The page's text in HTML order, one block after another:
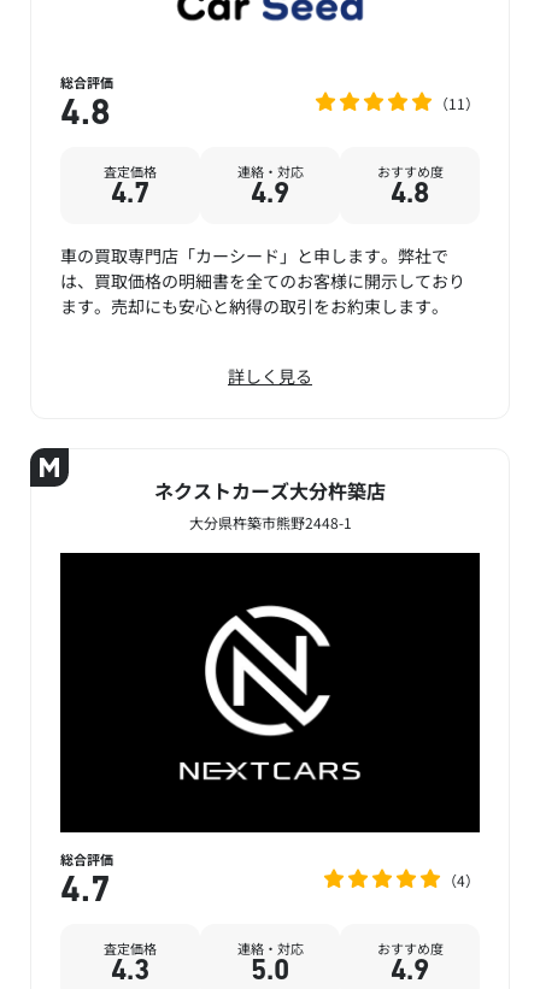
総合評価
4.8 11
査定価格
4.7
連絡・対応
4.9
おすすめ度
4.8
車の買取専門店「カーシード」と申します。弊社で
は、買取価格の明細書を全てのお客様に開示しており
ます。売却にも安心と納得の取引をお約束します。
詳しく見る
ネクストカーズ大分杵築店
大分県杵築市熊野2448-1
総合評価
4.7 4
査定価格
4.3
連絡・対応
5.0
おすすめ度
4.9